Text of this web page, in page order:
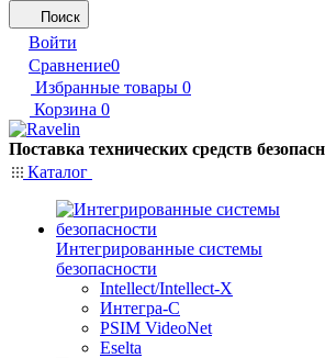
Поиск
Войти
Сравнение0
Избранные товары 0
Корзина 0
Поставка технических средств
Каталог
Интегрированные системы
безопасности
Intellect/Intellect-X
Интегра-С
PSIM VideoNet
Eselta